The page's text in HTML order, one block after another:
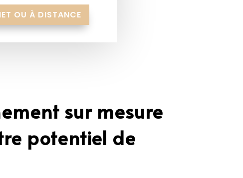
OU À DISTANCE
sur mesure
potentiel de